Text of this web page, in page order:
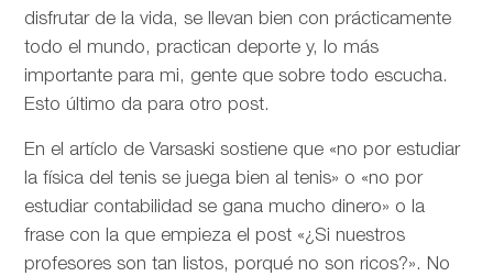
disfrutar de la vida, se llevan bien con prácticamente
todo el mundo, practican deporte y, lo más
importante para mi, gente que sobre todo escucha.
Esto último da para otro post.
En el artíclo deVarsaski sostiene que «no por estudiar
la física del tenis se juega bien al tenis» o «no por
estudiar contabilidad se gana mucho dinero» o la
frase con la que empieza el post «¿Si nuestros
profesores son tan listos, porqué no son ricos?». No